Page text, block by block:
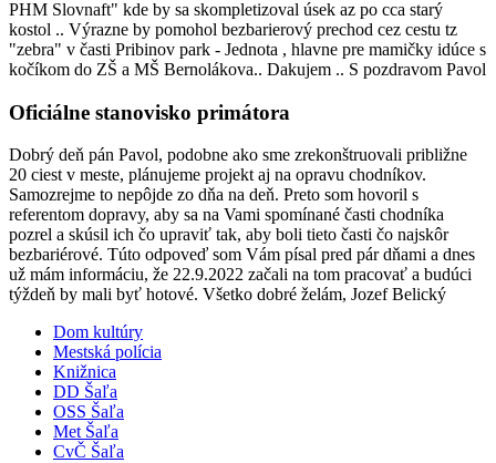
PHM Slovnaft" kde by sa skompletizoval úsek az po cca starý
kostol .. Výrazne by pomohol bezbarierový prechod cez cestu tz
"zebra" v časti Pribinov park - Jednota , hlavne pre mamičky idúce s
kočíkom do ZŠ a MŠ Bernolákova.. Dakujem .. S pozdravom Pavol
Oficiálne stanovisko primátora
Dobrý deň pán Pavol, podobne ako sme zrekonštruovali približne
20 ciest v meste, plánujeme projekt aj na opravu chodníkov.
Samozrejme to nepôjde zo dňa na deň. Preto som hovoril s
referentom dopravy, aby sa na Vami spomínané časti chodníka
pozrel a skúsil ich čo upraviť tak, aby boli tieto časti čo najskôr
bezbariérové. Túto odpoveď som Vám písal pred pár dňami a dnes
už mám informáciu, že 22.9.2022 začali na tom pracovať a budúci
týždeň by mali byť hotové. Všetko dobré želám, Jozef Belický
Dom kultúry
Mestská polícia
Knižnica
DD Šaľa
OSS Šaľa
Met Šaľa
CvČ Šaľa